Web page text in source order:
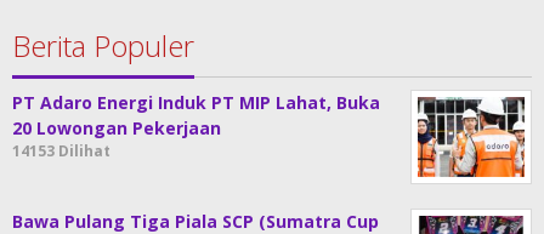
Berita Populer
PT Adaro Energi Induk PT MIP Lahat, Buka
20 Lowongan Pekerjaan
14153 Dilihat
Bawa Pulang Tiga Piala SCP (Sumatra Cup